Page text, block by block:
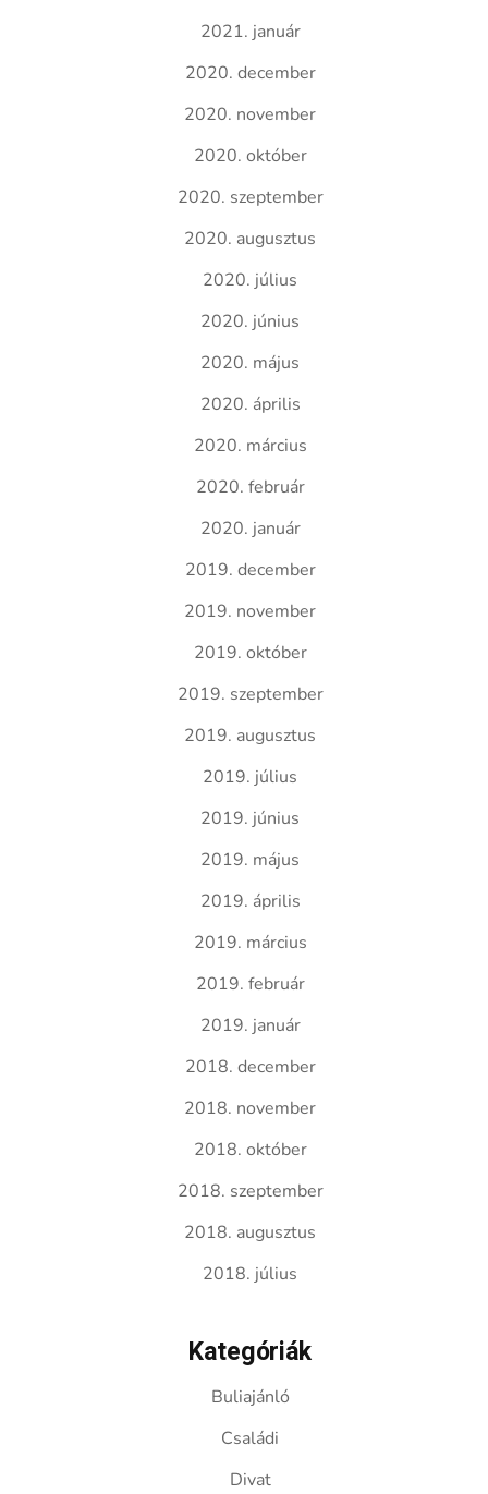
2021. január
2020. december
2020. november
2020. október
2020. szeptember
2020. augusztus
2020. július
2020. június
2020. május
2020. április
2020. március
2020. február
2020. január
2019. december
2019. november
2019. október
2019. szeptember
2019. augusztus
2019. július
2019. június
2019. május
2019. április
2019. március
2019. február
2019. január
2018. december
2018. november
2018. október
2018. szeptember
2018. augusztus
2018. július
Kategóriák
Buliajánló
Családi
Divat